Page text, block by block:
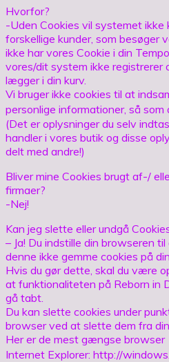
Hvorfor?
-Uden Cookies vil systemet ikke
forskellige kunder, som besøger
ikke har vores Cookie i din
vores/dit system ikke registrerer
lægger i din kurv.
Vi bruger ikke cookies til at
personlige informationer, så som
(Det er oplysninger du selv
handler i vores butik og disse
delt med andre!)
Bliver mine Cookies brugt af-/
firmaer?
-Nej!
Kan jeg slette eller undgå
– Ja! Du indstille din browseren
denne ikke gemme cookies på
Hvis du gør dette, skal du være
at funktionaliteten på Reborn in
gå tabt.
Du kan slette cookies under
browser ved at slette dem fra
Her er de mest gængse browser
Internet Explorer: http://